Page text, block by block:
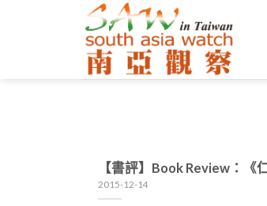
【書評】Book Review：《
2015-12-14